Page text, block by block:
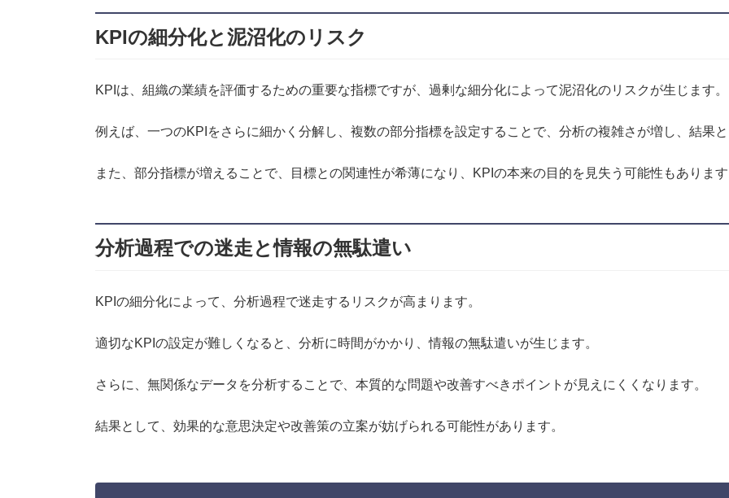
KPIの細分化と泥沼化のリスク
KPIは、組織の業績を評価するための重要な指標ですが、過剰な細分化によって泥沼化のリスクが生じます。
例えば、一つのKPIをさらに細かく分解し、複数の部分指標を設定することで、分析の複雑さが増し、結果
また、部分指標が増えることで、目標との関連性が希薄になり、KPIの本来の目的を見失う可能性もあります
分析過程での迷走と情報の無駄遣い
KPIの細分化によって、分析過程で迷走するリスクが高まります。
適切なKPIの設定が難しくなると、分析に時間がかかり、情報の無駄遣いが生じます。
さらに、無関係なデータを分析することで、本質的な問題や改善すべきポイントが見えにくくなります。
結果として、効果的な意思決定や改善策の立案が妨げられる可能性があります。